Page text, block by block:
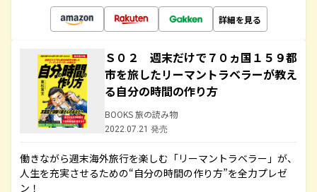
詳細を見る
Ｓ０２ 週末だけで７０ヵ国１５９都
市を旅したリーマントラベラーが教え
る自分の時間の作り方
BOOKS 旅の読み物
2022.07.21 発売
働きながら週末海外旅行を楽しむ「リーマントラベラー」が、
人生を充実させるための“自分の時間の作り方”を全力プレゼ
ン！